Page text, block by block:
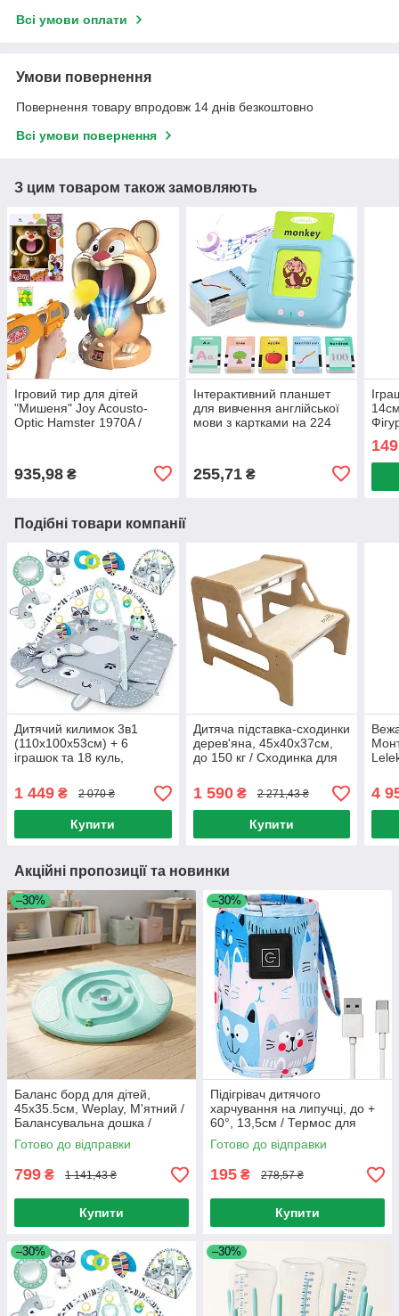
Всі умови оплати
Умови повернення
Повернення товару впродовж 14 днів безкоштовно
Всі умови повернення
З цим товаром також замовляють
Ігровий тир для дітей
"Мишеня" Joy Acousto-
Optic Hamster 1970A /
935,98 ₴
Інтерактивний планшет
для вивчення англійської
мови з картками на 224
255,71₴
Подібні товари компанії
Дитячий килимок 3в1
(110х100х53см) + 6
іграшок та 18 куль,
для розвитку дітей
1 449 ₴ 2 070 ₴
Купити
Дитяча підставка-сходинки
дерев'яна, 45х40х37см,
до 150 кг / Сходинка для
Дитячий табурет-підставка
1 590₴ 2 271,43 ₴
Купити
4
Акційні пропозиції та новинки
–30%
Баланс борд для дітей,
45х35.5см, Weplay, М'ятний /
Балансувальна дошка /
Балансувальна платформа /
Дошка для балансу
Готово до відправки
799 ₴ 1 141,43 ₴
Купити
–30%
Підігрівач дитячого
харчування на липучці, до +
60°, 13,5см / Термос для
пляшечок / Підігрівач
пляшечок
Готово до відправки
195 ₴ 278,57 ₴
Купити
–30% –30%